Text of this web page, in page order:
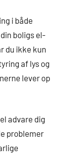
i både
boligs el-
du ikke kun
af lys og
lever op
advare dig
problemer